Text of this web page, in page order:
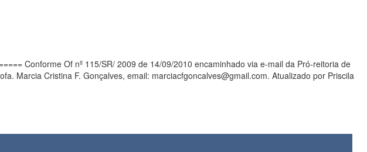
Conforme Of nº 115/SR/ 2009 de 14/09/2010 encaminhado via e-mail da Pró-reitoria de
Marcia Cristina F. Gonçalves, email: marciacfgoncalves@gmail.com. Atualizado por Priscila